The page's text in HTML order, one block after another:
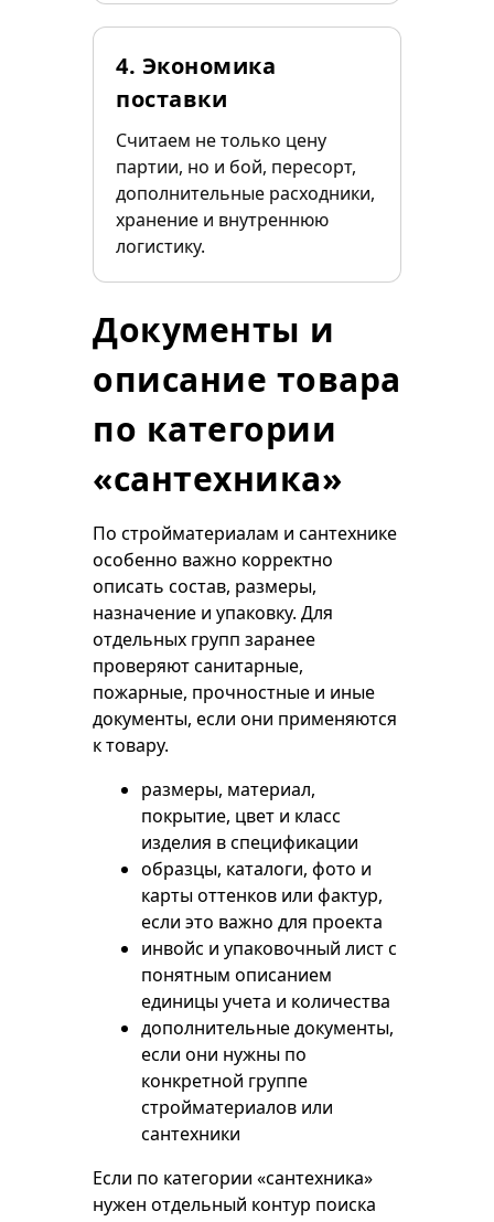
4. Экономика
поставки
Считаем не только цену
партии, но и бой, пересорт,
дополнительные расходники,
хранение и внутреннюю
логистику.
Документы и
описание товара
по категории
«сантехника»
По стройматериалам и сантехнике
особенно важно корректно
описать состав, размеры,
назначение и упаковку. Для
отдельных групп заранее
проверяют санитарные,
пожарные, прочностные и иные
документы, если они применяются
к товару.
размеры, материал,
покрытие, цвет и класс
изделия в спецификации
образцы, каталоги, фото и
карты оттенков или фактур,
если это важно для проекта
инвойс и упаковочный лист с
понятным описанием
единицы учета и количества
дополнительные документы,
если они нужны по
конкретной группе
стройматериалов или
сантехники
Если по категории «сантехника»
нужен отдельный контур поиска